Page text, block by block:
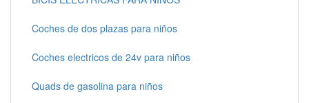
Coches de dos plazas para niños
Coches electricos de 24v para niños
Quads de gasolina para niños